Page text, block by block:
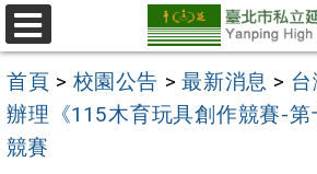
跳
至
主
要
內
選
單
首頁 > 校園公告 >最新消息 >
辦理《115木育玩具創作競賽-第
競賽